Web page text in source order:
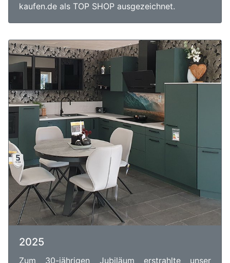
kaufen.de als TOP SHOP ausgezeichnet.
2025
Zum 30-jährigen Jubiläum erstrahlte unser